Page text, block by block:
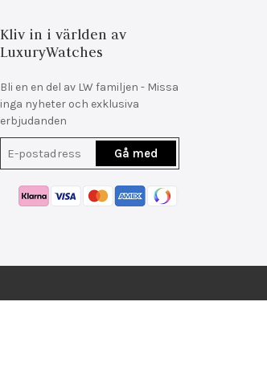
Kliv in i världen av
LuxuryWatches
Bli en en del av LW familjen - Missa
inga nyheter och exklusiva
erbjudanden
Gå med